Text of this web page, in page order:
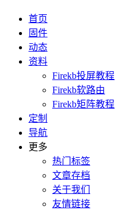
首页
固件
动态
资料
Firekb投屏教程
Firekb软路由
Firekb矩阵教程
定制
导航
更多
热门标签
文章存档
关于我们
友情链接